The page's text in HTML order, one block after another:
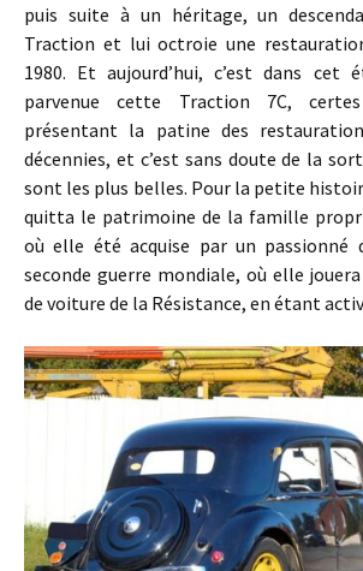
puis suite à un héritage, un
Traction et lui octroie une
1980. Et aujourd’hui, c’est dans cet
parvenue cette Traction 7C,
présentant la patine des
décennies, et c’est sans doute de la
sont les plus belles. Pour la petite
quitta le patrimoine de la famille
où elle été acquise par un passionné
seconde guerre mondiale, où elle
de voiture de la Résistance, en étant